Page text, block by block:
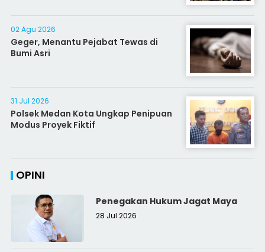
02 Agu 2026
Geger, Menantu Pejabat Tewas di
Bumi Asri
31 Jul 2026
Polsek Medan Kota Ungkap Penipuan
Modus Proyek Fiktif
OPINI
Penegakan Hukum Jagat Maya
28 Jul 2026